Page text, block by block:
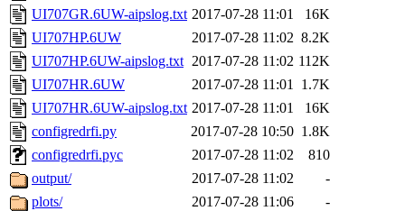
UI707GR.6UW-aipslog.txt 2017-07-28 11:01
16K
UI707HP.6UW
2017-07-28 11:02 8.2K
UI707HP.6UW-aipslog.txt 2017-07-28 11:02 112K
UI707HR.6UW
2017-07-28 11:01 1.7K
UI707HR.6UW-aipslog.txt 2017-07-28 11:01
16K
configredrfi.py
2017-07-28 10:50 1.8K
configredrfi.pyc
2017-07-28 11:02
810
output/
2017-07-28 11:02
-
plots/
2017-07-28 11:06
-